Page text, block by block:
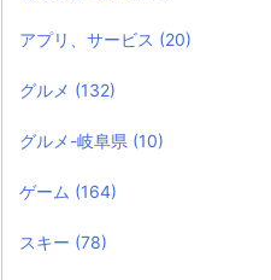
アプリ、サービス (20)
グルメ (132)
グルメ-岐阜県 (10)
ゲーム (164)
スキー (78)